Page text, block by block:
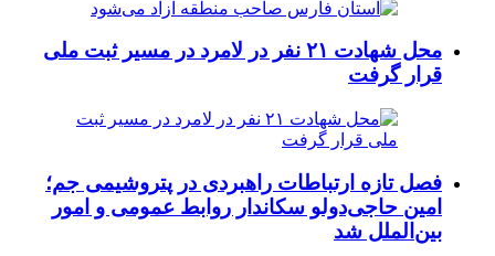
محل شهادت ۲۱ نفر در لامرد در مسیر ثبت ملی
قرار گرفت
فصل تازه ارتباطات راهبردی در پتروشیمی جم؛
امین حاجی‌دولو سکاندار روابط عمومی و امور
بین‌الملل شد